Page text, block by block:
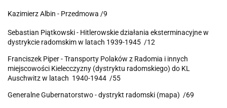
Kazimierz Albin - Przedmowa /9
Sebastian Piątkowski - Hitlerowskie działania eksterminacyjne w
dystrykcie radomskim w latach 1939-1945 /12
Franciszek Piper - Transporty Polaków z Radomia i innych
miejscowości Kielecczyzny (dystryktu radomskiego) do KL
Auschwitz w latach 1940-1944 /55
Generalne Gubernatorstwo - dystrykt radomski (mapa) /69